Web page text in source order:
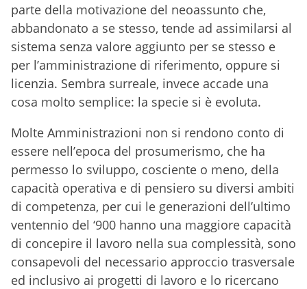
parte della motivazione del neoassunto che,
abbandonato a se stesso, tende ad assimilarsi al
sistema senza valore aggiunto per se stesso e
per l’amministrazione di riferimento, oppure si
licenzia. Sembra surreale, invece accade una
cosa molto semplice: la specie si è evoluta.
Molte Amministrazioni non si rendono conto di
essere nell’epoca del prosumerismo, che ha
permesso lo sviluppo, cosciente o meno, della
capacità operativa e di pensiero su diversi ambiti
di competenza, per cui le generazioni dell’ultimo
ventennio del ‘900 hanno una maggiore capacità
di concepire il lavoro nella sua complessità, sono
consapevoli del necessario approccio trasversale
ed inclusivo ai progetti di lavoro e lo ricercano